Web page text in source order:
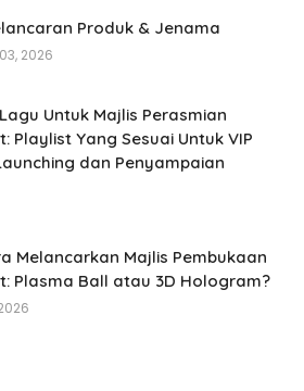
Produk & Jenama
2026
Untuk Majlis Perasmian
Playlist Yang Sesuai Untuk VIP
dan Penyampaian
Melancarkan Majlis Pembukaan
Plasma Ball atau 3D Hologram?